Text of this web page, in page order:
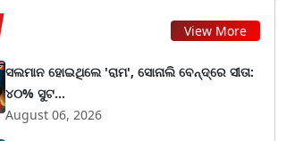
View More
ସଲମାନ ହୋଇଥିଲେ 'ରାମ', ସୋନାଲି ବେନ୍ଦ୍ରେ ସୀତା:
୪୦% ସୁଟ...
August 06, 2026